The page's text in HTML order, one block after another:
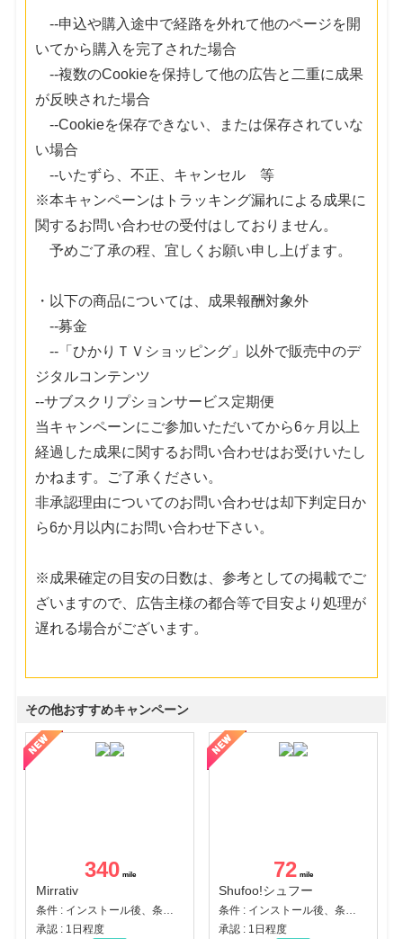
--申込や購入途中で経路を外れて他のページを開
いてから購入を完了された場合
--複数のCookieを保持して他の広告と二重に成果
が反映された場合
--Cookieを保存できない、または保存されていな
い場合
--いたずら、不正、キャンセル 等
※本キャンペーンはトラッキング漏れによる成果に
関するお問い合わせの受付はしておりません。
予めご了承の程、宜しくお願い申し上げます。
・以下の商品については、成果報酬対象外
--募金
--「ひかりＴＶショッピング」以外で販売中のデ
ジタルコンテンツ
--サブスクリプションサービス定期便
当キャンペーンにご参加いただいてから6ヶ月以上
経過した成果に関するお問い合わせはお受けいたし
かねます。ご了承ください。
非承認理由についてのお問い合わせは却下判定日か
ら6か月以内にお問い合わせ下さい。
※成果確定の目安の日数は、参考としての掲載でご
ざいますので、広告主様の都合等で目安より処理が
遅れる場合がございます。
その他おすすめキャンペーン
340
Mirrativ
条件 : インストール後、条件達成
承認 : 1日程度
72
Shufoo!シュフー
条件 : インストール後、条件達成
承認 : 1日程度